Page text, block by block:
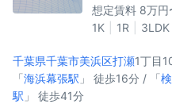
想定賃料 8万円
1K
1R 3LDK
千葉県千葉市美浜区打瀬1丁目
「海浜幕張駅 」 徒歩16分 / 「
駅 」 徒歩41分